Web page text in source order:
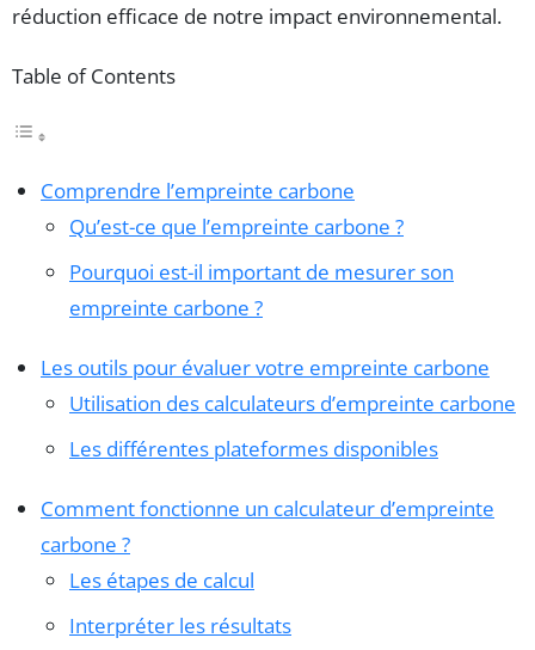
réduction efficace de notre impact environnemental.
Table of Contents
Comprendre l’empreinte carbone
Qu’est-ce que l’empreinte carbone ?
Pourquoi est-il important de mesurer son
empreinte carbone ?
Les outils pour évaluer votre empreinte carbone
Utilisation des calculateurs d’empreinte carbone
Les différentes plateformes disponibles
Comment fonctionne un calculateur d’empreinte
carbone ?
Les étapes de calcul
Interpréter les résultats